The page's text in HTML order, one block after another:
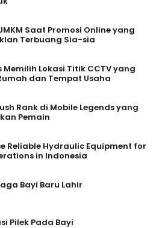
Saat Promosi Online yang
Terbuang Sia-sia
Memilih Lokasi Titik CCTV yang
dan Tempat Usaha
Rank di Mobile Legends yang
Pemain
Reliable Hydraulic Equipment for
in Indonesia
Bayi Baru Lahir
Pilek Pada Bayi